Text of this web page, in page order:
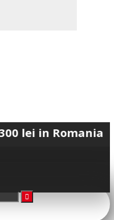
Romania • 💳